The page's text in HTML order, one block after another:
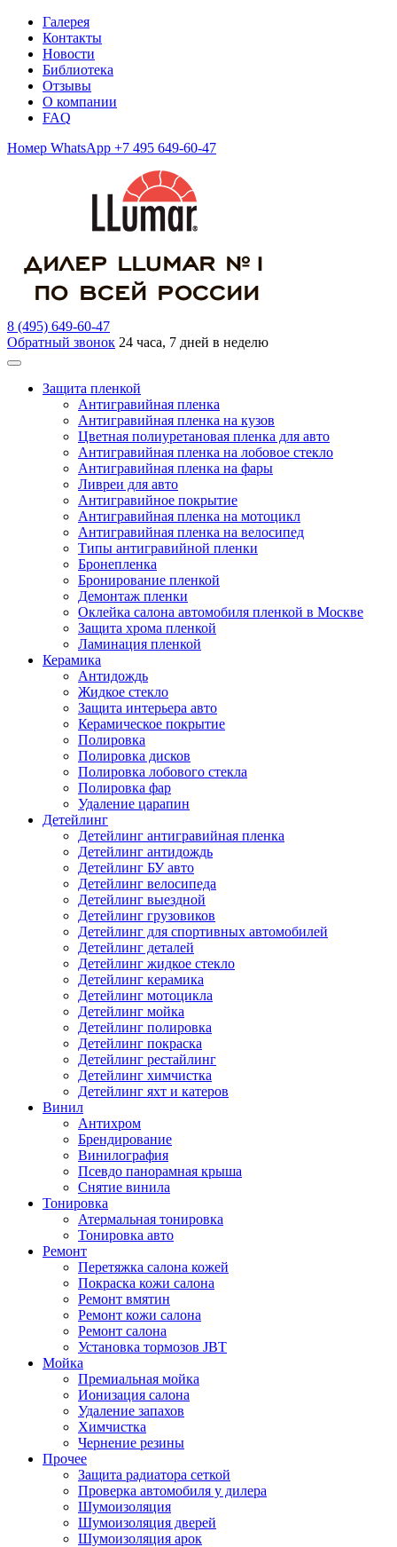
Галерея
Контакты
Новости
Библиотека
Отзывы
О компании
FAQ
Номер WhatsApp +7 495 649-60-47
8 (495) 649-60-47
Обратный звонок 24 часа, 7 дней в неделю
Защита пленкой
Антигравийная пленка
Антигравийная пленка на кузов
Цветная полиуретановая пленка для авто
Антигравийная пленка на лобовое стекло
Антигравийная пленка на фары
Ливреи для авто
Антигравийное покрытие
Антигравийная пленка на мотоцикл
Антигравийная пленка на велосипед
Типы антигравийной пленки
Бронепленка
Бронирование пленкой
Демонтаж пленки
Оклейка салона автомобиля пленкой в Москве
Защита хрома пленкой
Ламинация пленкой
Керамика
Антидождь
Жидкое стекло
Защита интерьера авто
Керамическое покрытие
Полировка
Полировка дисков
Полировка лобового стекла
Полировка фар
Удаление царапин
Детейлинг
Детейлинг антигравийная пленка
Детейлинг антидождь
Детейлинг БУ авто
Детейлинг велосипеда
Детейлинг выездной
Детейлинг грузовиков
Детейлинг для спортивных автомобилей
Детейлинг деталей
Детейлинг жидкое стекло
Детейлинг керамика
Детейлинг мотоцикла
Детейлинг мойка
Детейлинг полировка
Детейлинг покраска
Детейлинг рестайлинг
Детейлинг химчистка
Детейлинг яхт и катеров
Винил
Антихром
Брендирование
Винилография
Псевдо панорамная крыша
Снятие винила
Тонировка
Атермальная тонировка
Тонировка авто
Ремонт
Перетяжка салона кожей
Покраска кожи салона
Ремонт вмятин
Ремонт кожи салона
Ремонт салона
Установка тормозов JBT
Мойка
Премиальная мойка
Ионизация салона
Удаление запахов
Химчистка
Чернение резины
Прочее
Защита радиатора сеткой
Проверка автомобиля у дилера
Шумоизоляция
Шумоизоляция дверей
Шумоизоляция арок